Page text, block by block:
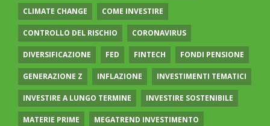
CLIMATE CHANGE COME INVESTIRE
CONTROLLO DEL RISCHIO CORONAVIRUS
DIVERSIFICAZIONE FED FINTECH FONDI PENSIONE
GENERAZIONE Z INFLAZIONE INVESTIMENTI TEMATICI
INVESTIRE A LUNGO TERMINE INVESTIRE SOSTENIBILE
MATERIE PRIME MEGATREND INVESTIMENTO